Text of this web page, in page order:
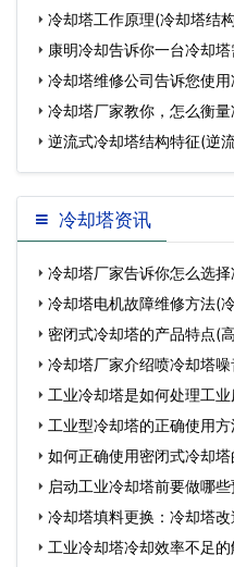
通 冷却塔工作原理(冷却塔结
康明冷却告诉你一台冷却
厂 冷却塔维修公司告诉您使
却 冷却塔厂家教你，怎么衡
家最逆流式冷却塔结构特征(逆
冷却塔资讯
冷却塔厂家告诉你怎么选
冷却塔电机故障维修方法(
密闭式冷却塔的产品特点(
冷却塔厂家介绍喷冷却塔
理…工业冷却塔是如何处理工
… 工业型冷却塔的正确使用
如何正确使用密闭式冷却
启动工业冷却塔前要做哪
冷却塔填料更换：冷却塔
方法…
工业冷却塔冷却效率不足